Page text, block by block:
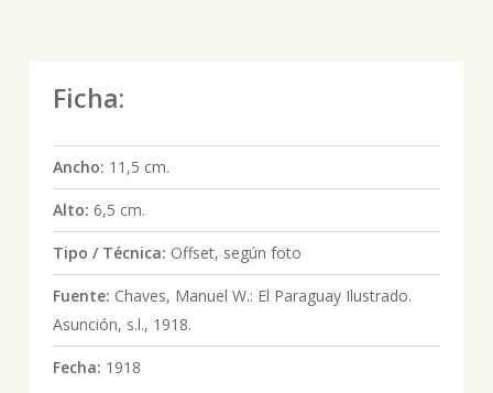
Ficha:
Ancho: 11,5 cm.
Alto: 6,5 cm.
Tipo / Técnica: Offset, según foto
Fuente: Chaves, Manuel W.: El Paraguay Ilustrado.
Asunción, s.l., 1918.
Fecha: 1918